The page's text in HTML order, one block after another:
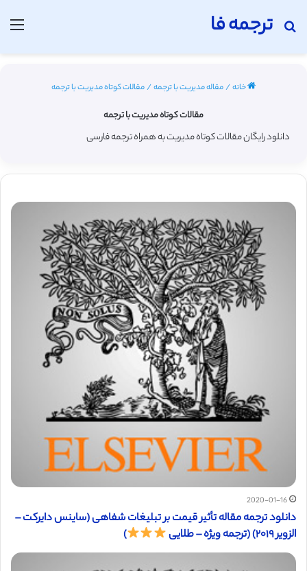
ترجمه فا
جستجو برای
خانه/مقاله مدیریت با ترجمه/مقالات کوتاه مدیریت با ترجمه
مقالات کوتاه مدیریت با ترجمه
دانلود رایگان مقالات کوتاه مدیریت به همراه ترجمه فارسی
2020-01-16
دانلود ترجمه مقاله تأثیر قیمت بر تبلیغات شفاهی (ساینس دایرکت –
الزویر ۲۰۱۹) (ترجمه ویژه – طلایی
)